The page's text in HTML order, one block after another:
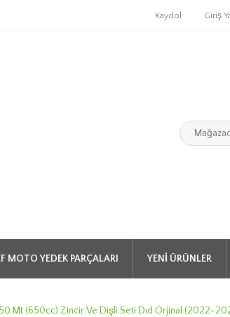
Kaydol Giriş
MOTO YEDEK PARÇALARI YENI ÜRÜNLER
Mt (650cc) Zincir Ve Dişli Seti Dıd Orjinal (2022-